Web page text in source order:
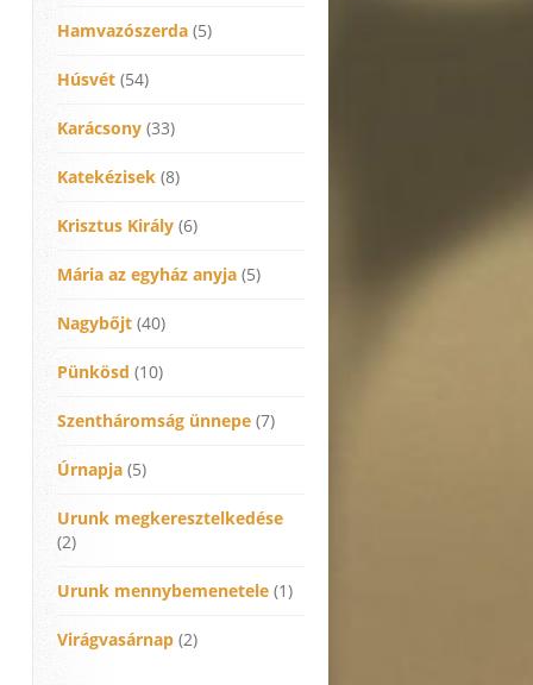
Hamvazószerda (5)
Húsvét (54)
Karácsony (33)
Katekézisek (8)
Krisztus Király (6)
Mária az egyház anyja (5)
Nagybőjt (40)
Pünkösd (10)
Szentháromság ünnepe (7)
Úrnapja (5)
Urunk megkeresztelkedése
(2)
Urunk mennybemenetele (1)
Virágvasárnap (2)